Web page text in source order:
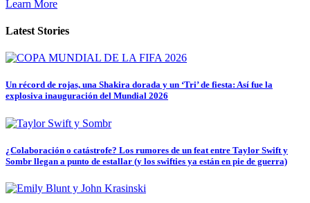
Learn More
Latest Stories
Un récord de rojas, una Shakira dorada y un ‘Tri’ de fiesta: Así fue la
explosiva inauguración del Mundial 2026
¿Colaboración o catástrofe? Los rumores de un feat entre Taylor Swift y
Sombr llegan a punto de estallar (y los swifties ya están en pie de guerra)